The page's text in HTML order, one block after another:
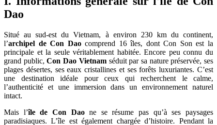
Dao
Situé au sud-est du Vietnam, à environ 230 km du continent,
l’archipel de Con Daocomprend 16 îles, dont Con Son est la
principale et la seule véritablement habitée. Encore peu connu du
grand public,Con Dao Vietnamséduit par sa nature préservée, ses
plages désertes, ses eaux cristallines et ses forêts luxuriantes. C’est
une destination idéale pour ceux qui recherchent le calme,
l’authenticité et une immersion dans un environnement naturel
intact.
Mais l’île de Con Daone se résume pas qu’à ses paysages
paradisiaques. L’île est également chargée d’histoire. Pendant la